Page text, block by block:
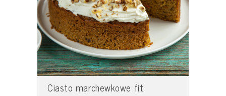
Ciasto marchewkowe fit